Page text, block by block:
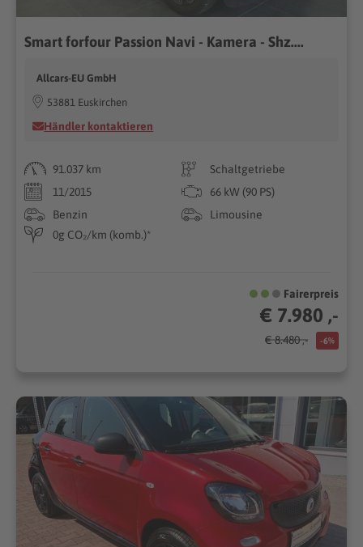
Smart forfour Passion Navi - Kamera - Shz....
Allcars-EU GmbH
53881 Euskirchen
Händler kontaktieren
91.037 km
Schaltgetriebe
11/2015
66 kW (90 PS)
Benzin
Limousine
0g CO₂/km (komb.)*
Fairerpreis
€ 7.980 ,-
€ 8.480 ,- -6%